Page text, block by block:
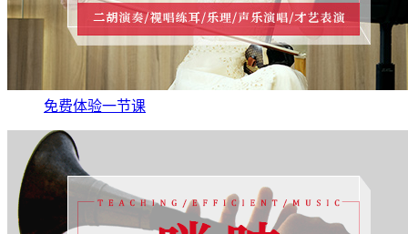
免费体验一节课